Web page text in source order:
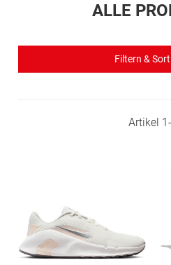
ALLE
Filtern &
Artikel 1-